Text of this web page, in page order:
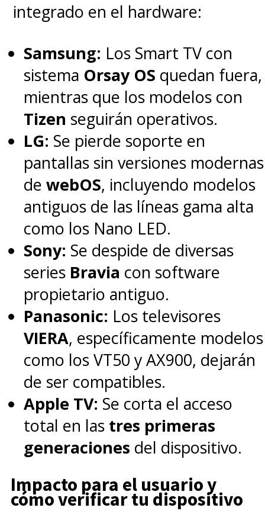
integrado en el hardware:
Samsung: Los Smart TV con
sistema Orsay OS quedan fuera,
mientras que los modelos con
Tizen seguirán operativos.
LG: Se pierde soporte en
pantallas sin versiones modernas
de webOS, incluyendo modelos
antiguos de las líneas gama alta
como los Nano LED.
Sony: Se despide de diversas
series Bravia con software
propietario antiguo.
Panasonic: Los televisores
VIERA, específicamente modelos
como los VT50 y AX900, dejarán
de ser compatibles.
Apple TV: Se corta el acceso
total en las tres primeras
generaciones del dispositivo.
Impacto para el usuario y
cómo verificar tu dispositivo